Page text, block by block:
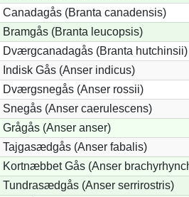
Canadagås (Branta canadensis)
Bramgås (Branta leucopsis)
Dværgcanadagås (Branta hutchinsii)
Indisk Gås (Anser indicus)
Dværgsnegås (Anser rossii)
Snegås (Anser caerulescens)
Grågås (Anser anser)
Tajgasædgås (Anser fabalis)
Kortnæbbet Gås (Anser
Tundrasædgås (Anser serrirostris)